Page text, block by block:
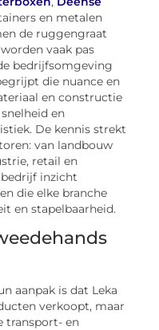
en metalen
de ruggengraat
vaak pas
bedrijfsomgeving
die nuance en
en constructie
en
De kennis strekt
van landbouw
retail en
inzicht
die elke branche
en stapelbaarheid.
aanpak is dat Leka
verkoopt, maar
transport- en